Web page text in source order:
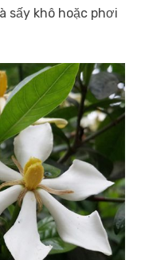
sấy khô hoặc phơi